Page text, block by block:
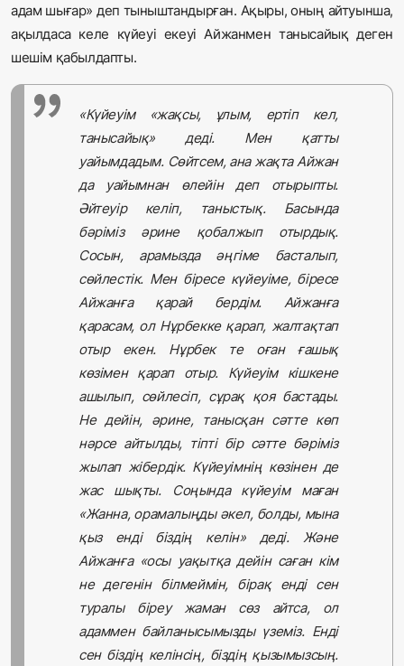
адам шығар» деп тыныштандырған. Ақыры, оның айтуынша,
ақылдаса келе күйеуі екеуі Айжанмен танысайық деген
шешім қабылдапты.
«Күйеуім «жақсы, ұлым, ертіп кел,
танысайық» деді. Мен қатты
уайымдадым. Сөйтсем, ана жақта Айжан
да уайымнан өлейін деп отырыпты.
Әйтеуір келіп, таныстық. Басында
бәріміз әрине қобалжып отырдық.
Сосын, арамызда әңгіме басталып,
сөйлестік. Мен біресе күйеуіме, біресе
Айжанға қарай бердім. Айжанға
қарасам, ол Нұрбекке қарап, жалтақтап
отыр екен. Нұрбек те оған ғашық
көзімен қарап отыр. Күйеуім кішкене
ашылып, сөйлесіп, сұрақ қоя бастады.
Не дейін, әрине, танысқан сәтте көп
нәрсе айтылды, тіпті бір сәтте бәріміз
жылап жібердік. Күйеуімнің көзінен де
жас шықты. Соңында күйеуім маған
«Жанна, орамалыңды әкел, болды, мына
қыз енді біздің келін» деді. Және
Айжанға «осы уақытқа дейін саған кім
не дегенін білмеймін, бірақ енді сен
туралы біреу жаман сөз айтса, ол
адаммен байланысымызды үземіз. Енді
сен біздің келінсің, біздің қызымызсың.